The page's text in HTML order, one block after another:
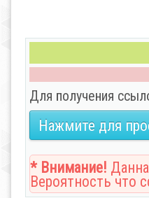
Для получения
Нажмите для
* Внимание!
Вероятность что